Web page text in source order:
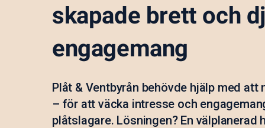
skapade brett och
engagemang
Plåt & Ventbyrån behövde hjälp med
– för att väcka intresse och
plåtslagare. Lösningen? En välplanerad